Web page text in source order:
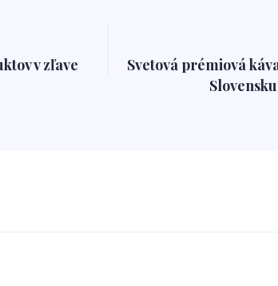
v zľave
Svetová prémiová
Slovensku